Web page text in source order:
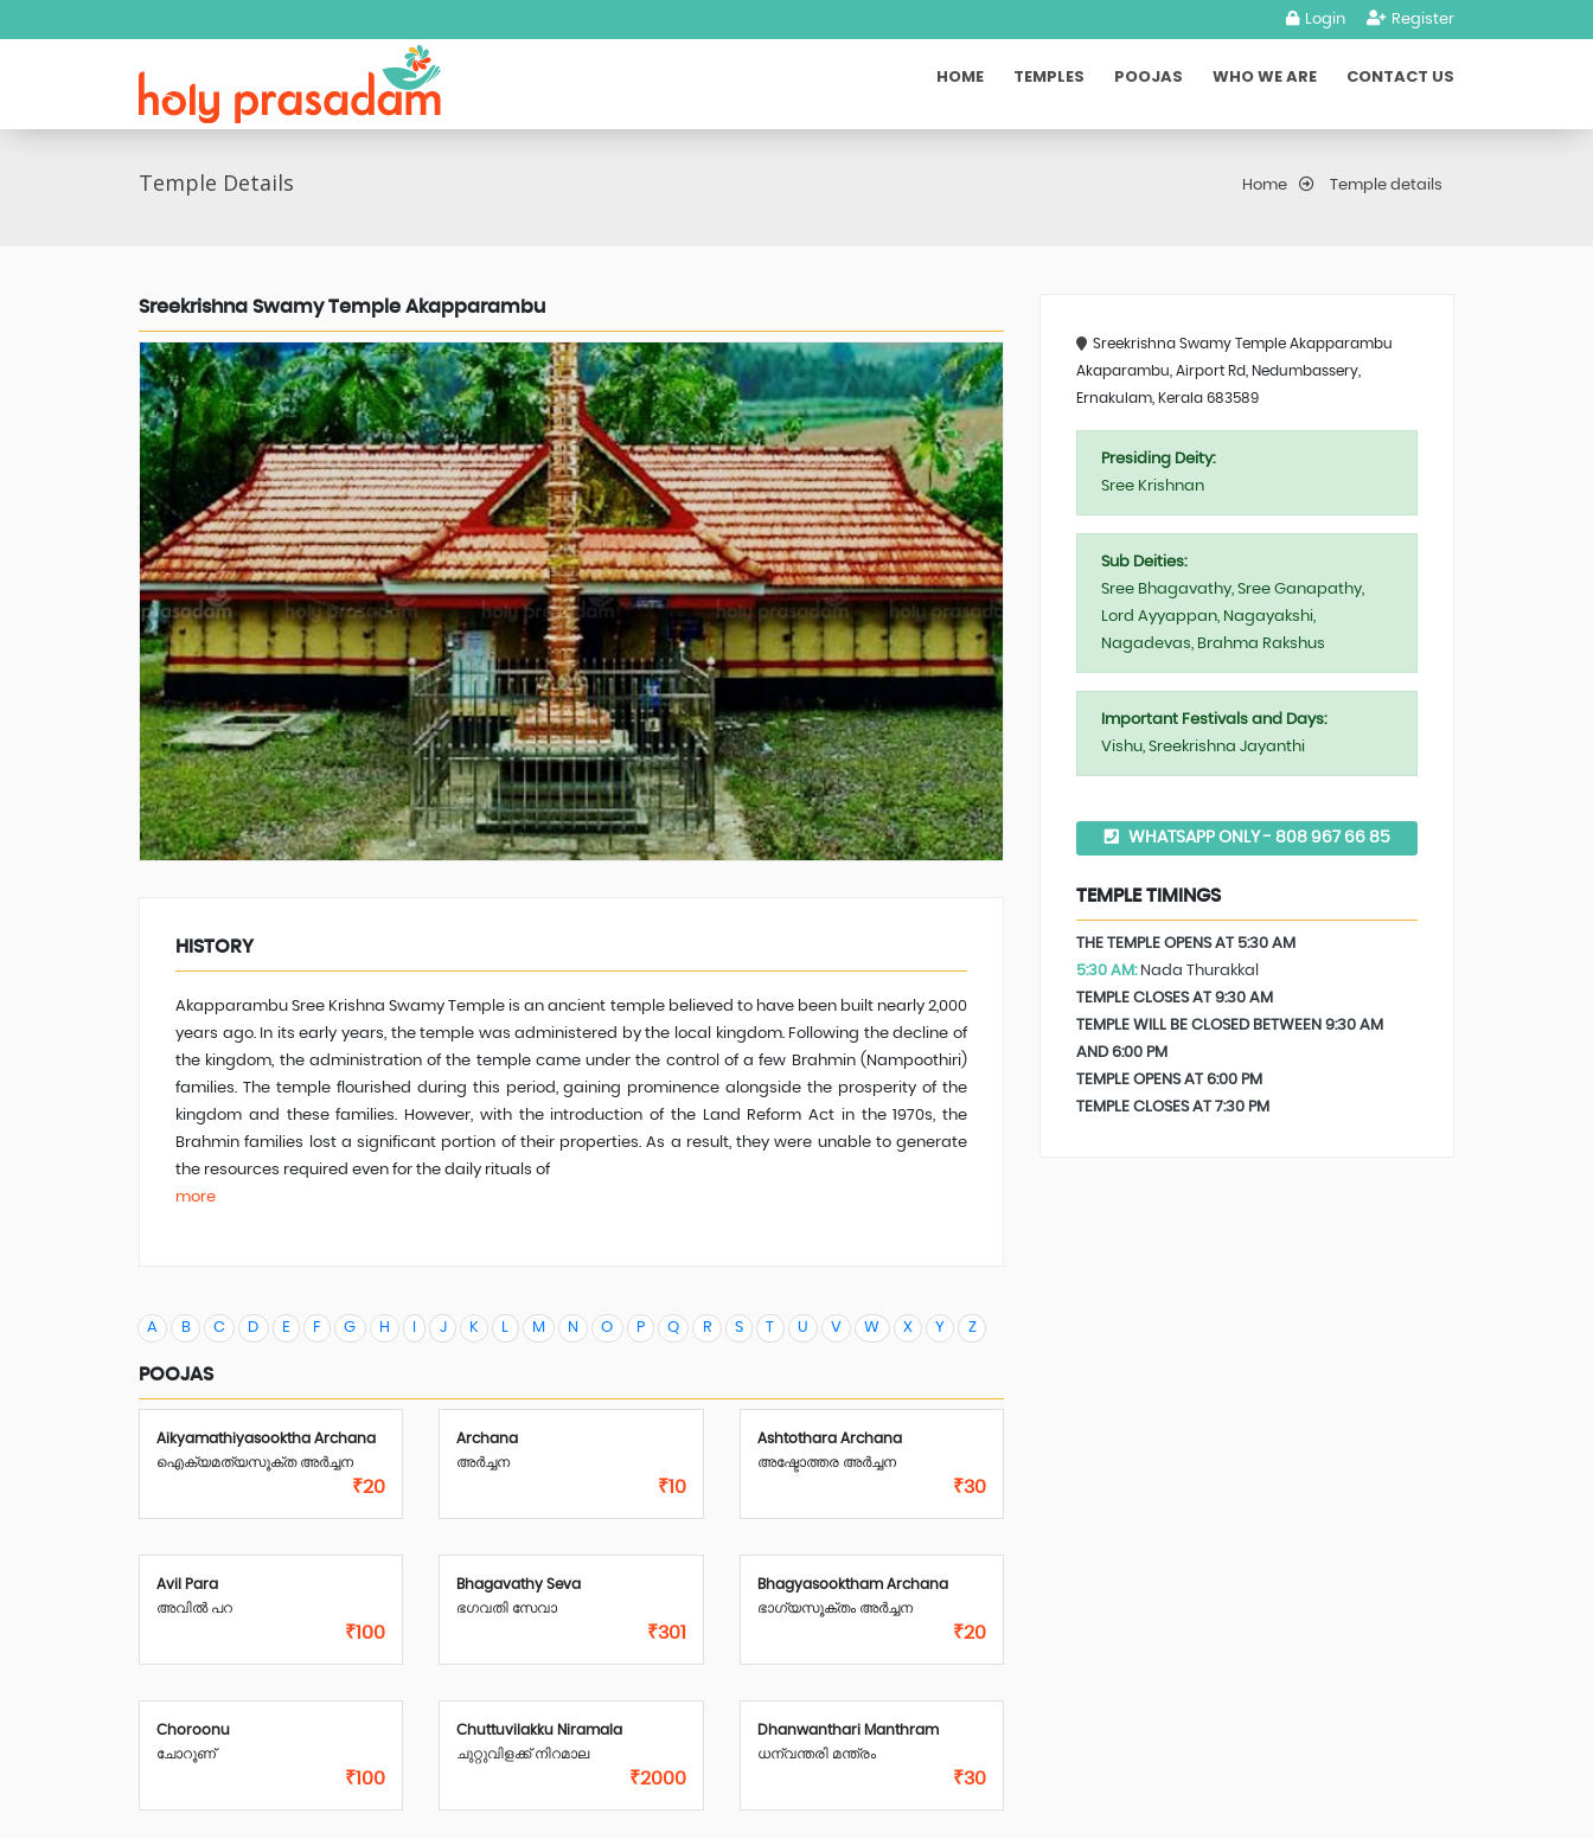
Login Register
HOME TEMPLES POOJAS WHO WE ARE CONTACT US
Temple Details Home Temple details
Sreekrishna Swamy Temple Akapparambu
HISTORY
Akapparambu Sree Krishna Swamy Temple is an ancient temple believed to have been built nearly 2,000
years ago. In its early years, the temple was administered by the local kingdom. Following the decline of
the kingdom, the administration of the temple came under the control of a few Brahmin (Nampoothiri)
families. The temple flourished during this period, gaining prominence alongside the prosperity of the
kingdom and these families. However, with the introduction of the Land Reform Act in the 1970s, the
Brahmin families lost a significant portion of their properties. As a result, they were unable to generate
the resources required even for the daily rituals of
more
A B C D E F G H J K L M N O P Q R S T U V W X Y Z
POOJAS
Aikyamathiyasooktha Archana
ഐക്യമത്യസൂക്ത അർച്ചന
₹20
Archana
അർച്ചന
₹10
Ashtothara Archana
അഷ്ടോത്തര അർച്ചന
₹30
Avil Para
അവിൽ പറ
₹100
Bhagavathy Seva
ഭഗവതി സേവാ
₹301
Bhagyasooktham Archana
ഭാഗ്യസൂക്തം അർച്ചന
₹20
Choroonu
ചോറൂണ്
₹100
Chuttuvilakku Niramala
ചുറ്റുവിളക്ക് നിറമാല
₹2000
Dhanwanthari Manthram
ധന്വന്തരി മന്ത്രം
₹30
Sreekrishna Swamy Temple Akapparambu
Akaparambu, Airport Rd, Nedumbassery,
Ernakulam, Kerala 683589
Presiding Deity:
Sree Krishnan
Sub Deities:
Sree Bhagavathy, Sree Ganapathy,
Lord Ayyappan, Nagayakshi,
Nagadevas, Brahma Rakshus
Important Festivals and Days:
Vishu, Sreekrishna Jayanthi
WHATSAPP ONLY - 808 967 66 85
TEMPLE TIMINGS
THE TEMPLE OPENS AT 5:30 AM
5:30 AM:Nada Thurakkal
TEMPLE CLOSES AT 9:30 AM
TEMPLE WILL BE CLOSED BETWEEN 9:30 AM
AND 6:00 PM
TEMPLE OPENS AT 6:00 PM
TEMPLE CLOSES AT 7:30 PM